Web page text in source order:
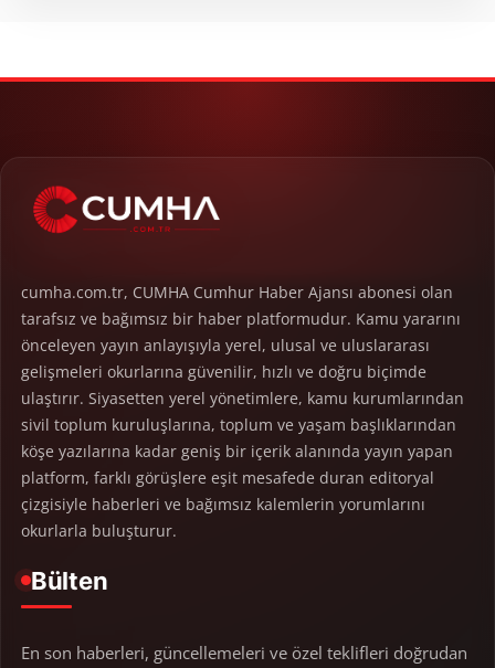
cumha.com.tr, CUMHA Cumhur Haber Ajansı abonesi olan
tarafsız ve bağımsız bir haber platformudur. Kamu yararını
önceleyen yayın anlayışıyla yerel, ulusal ve uluslararası
gelişmeleri okurlarına güvenilir, hızlı ve doğru biçimde
ulaştırır. Siyasetten yerel yönetimlere, kamu kurumlarından
sivil toplum kuruluşlarına, toplum ve yaşam başlıklarından
köşe yazılarına kadar geniş bir içerik alanında yayın yapan
platform, farklı görüşlere eşit mesafede duran editoryal
çizgisiyle haberleri ve bağımsız kalemlerin yorumlarını
okurlarla buluşturur.
Bülten
En son haberleri, güncellemeleri ve özel teklifleri doğrudan